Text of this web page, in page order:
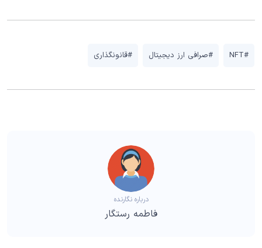
#NFT #صرافی ارز دیجیتال #قانونگذاری
درباره نگارنده
فاطمه رستگار